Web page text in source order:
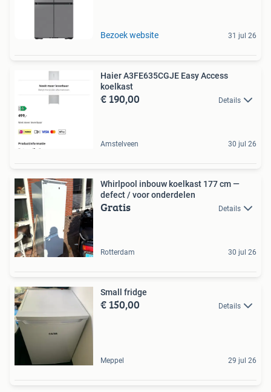
Bezoek website 31 jul 26
Haier A3FE635CGJE Easy Access
koelkast
€ 190,00 Details
Amstelveen 30 jul 26
Whirlpool inbouw koelkast 177 cm —
defect / voor onderdelen
Gratis Details
Rotterdam 30 jul 26
Small fridge
€ 150,00 Details
Meppel 29 jul 26